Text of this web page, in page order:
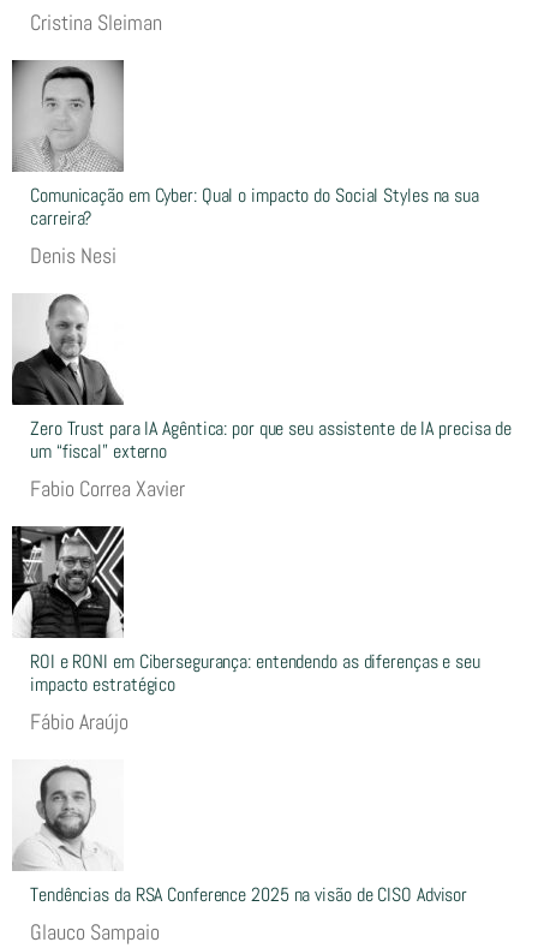
Cristina Sleiman
Comunicação em Cyber: Qual o impacto do Social Styles na sua
carreira?
Denis Nesi
Zero Trust para IA Agêntica: por que seu assistente de IA precisa de
um “fiscal” externo
Fabio Correa Xavier
ROI e RONI em Cibersegurança: entendendo as diferenças e seu
impacto estratégico
Fábio Araújo
Tendências da RSA Conference 2025 na visão de CISO Advisor
Glauco Sampaio